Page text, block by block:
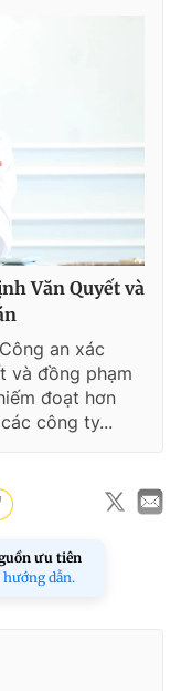
Văn Quyết và
an xác
và đồng phạm
đoạt hơn
công ty...
ưu tiên
hướng dẫn.